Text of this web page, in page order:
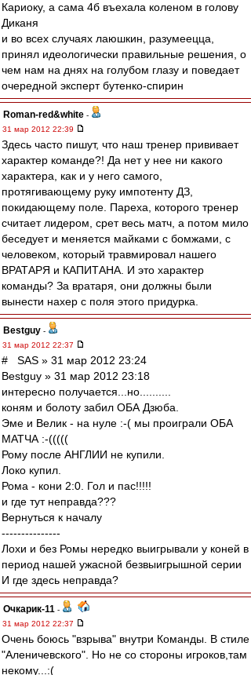
Кариоку, а сама 4б въехала коленом в голову
Диканя
и во всех случаях лаюшкин, разумеецца,
принял идеологически правильные решения, о
чем нам на днях на голубом глазу и поведает
очередной эксперт бутенко-спирин
Roman-red&white -
31 мар 2012 22:39
Здесь часто пишут, что наш тренер прививает
характер команде?! Да нет у нее ни какого
характера, как и у него самого,
протягивающему руку импотенту ДЗ,
покидающему поле. Пареха, которого тренер
считает лидером, срет весь матч, а потом мило
беседует и меняется майками с бомжами, с
человеком, который травмировал нашего
ВРАТАРЯ и КАПИТАНА. И это характер
команды? За вратаря, они должны были
вынести нахер с поля этого придурка.
Bestguy -
31 мар 2012 22:37
# SAS » 31 мар 2012 23:24
Bestguy » 31 мар 2012 23:18
интересно получается...но..........
коням и болоту забил ОБА Дзюба.
Эме и Велик - на нуле :-( мы проиграли ОБА
МАТЧА :-(((((
Рому после АНГЛИИ не купили.
Локо купил.
Рома - кони 2:0. Гол и пас!!!!!
и где тут неправда???
Вернуться к началу
---------------
Лохи и без Ромы нередко выигрывали у коней в
период нашей ужасной безвыигрышной серии
И где здесь неправда?
Очкарик-11 -
31 мар 2012 22:37
Очень боюсь "взрыва" внутри Команды. В стиле
"Аленичевского". Но не со стороны игроков,там
некому...:(